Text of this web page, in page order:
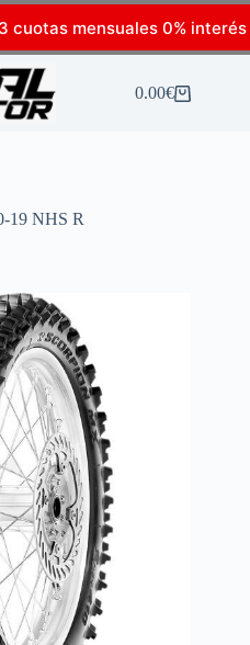
cuotas mensuales 0% interés
0.00€
19 NHS R